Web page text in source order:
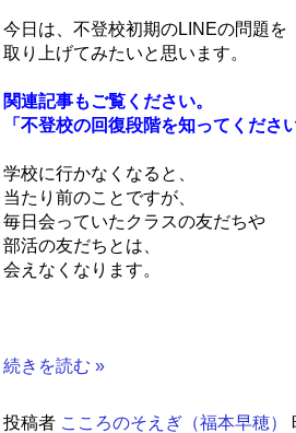
今日は、不登校初期のLINEの問題を
取り上げてみたいと思います。
関連記事もご覧ください。
「不登校の回復段階を知ってくださ
学校に行かなくなると、
当たり前のことですが、
毎日会っていたクラスの友だちや
部活の友だちとは、
会えなくなります。
続きを読む »
投稿者 こころのそえぎ（福本早穂）